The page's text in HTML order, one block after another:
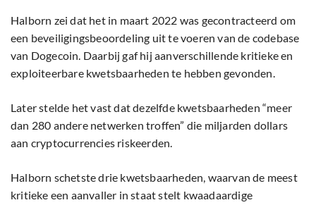
Halborn zei dat het in maart 2022 was gecontracteerd om
een beveiligingsbeoordeling uit te voeren van de codebase
van Dogecoin. Daarbij gaf hij aanverschillende kritieke en
exploiteerbare kwetsbaarheden te hebben gevonden.
Later stelde het vast dat dezelfde kwetsbaarheden “meer
dan 280 andere netwerken troffen” die miljarden dollars
aan cryptocurrencies riskeerden.
Halborn schetste drie kwetsbaarheden, waarvan de meest
kritieke een aanvaller in staat stelt kwaadaardige